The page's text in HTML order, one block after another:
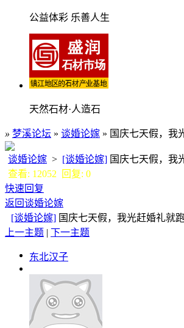
公益体彩 乐善人生
天然石材·人造石
» 梦溪论坛 » 谈婚论嫁 » 国庆七天假，我
谈婚论嫁 > [谈婚论嫁] 国庆七天假，
查看: 12052 回复: 0
快速回复
返回谈婚论嫁
[谈婚论嫁] 国庆七天假，我光赶婚礼
上一主题 | 下一主题
东北汉子